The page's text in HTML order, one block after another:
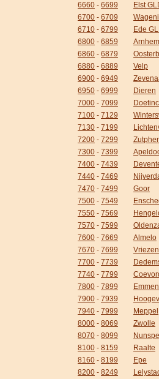
6660 - 6699
Elst
6700 - 6709
6710 - 6799
Ede
6800 - 6859
Arnhem
6860 - 6879
6880 - 6889
Velp
6900 - 6949
6950 - 6999
Dieren
7000 - 7099
7100 - 7129
7130 - 7199
7200 - 7299
7300 - 7399
7400 - 7439
7440 - 7469
7470 - 7499
Goor
7500 - 7549
7550 - 7569
7570 - 7599
7600 - 7669
Almelo
7670 - 7699
7700 - 7739
7740 - 7799
7800 - 7899
Emmen
7900 - 7939
7940 - 7999
Meppel
8000 - 8069
Zwolle
8070 - 8099
8100 - 8159
Raalte
8160 - 8199
Epe
8200 - 8249